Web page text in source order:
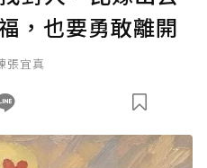
0點；前往 購買點數
，也要勇敢離開
張宜真